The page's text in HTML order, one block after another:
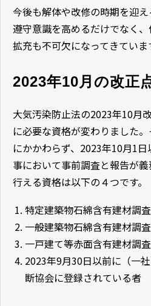
今後も解体や改修の時期を迎
遵守意識を高めるだけでなく
拡充も不可欠になってきていま
2023年10月の改正
大気汚染防止法の2023年10月
に必要な資格が変わりました
にかかわらず、2023年10月1
事において事前調査と報告が
行える資格は以下の４つです。
特定建築物石綿含有建材調
一般建築物石綿含有建材調
一戸建て等赤面含有建材調
2023年9月30日以前に（一
断協会に登録されている者